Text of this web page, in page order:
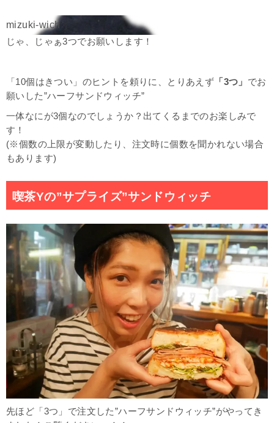
じゃ、じゃぁ3つでお願いします！
「10個はきつい」のヒントを頼りに、とりあえず 「3つ」 でお
願いした”ハーフサンドウィッチ”
一体なにが3個なのでしょうか？出てくるまでのお楽しみで
す！
(※個数の上限が変動したり、注文時に個数を聞かれない場合
もあります)
喫茶Yの”サプライズ”サンドウィッチ
先ほど「3つ」で注文した”ハーフサンドウィッチ”がやってき